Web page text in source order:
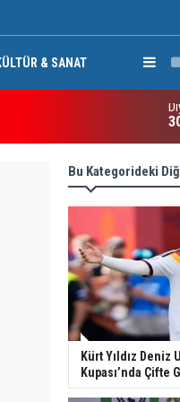
& SANAT
Amiri'den silahlı gruplara
Bu Kategorideki
Kürt Yıldız Deniz
Kupası’nda Çifte